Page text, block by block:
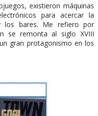
existieron máquinas
para acercar la
los bares. Me refiero por
se remonta al siglo XVIII
gran protagonismo en los